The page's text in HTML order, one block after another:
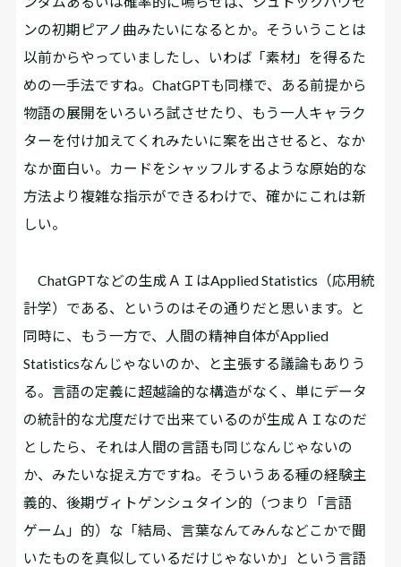
ンの初期ピアノ曲みたいになるとか。そういうことは
以前からやっていましたし、いわば「素材」を得るた
めの一手法ですね。ChatGPTも同様で、ある前提から
物語の展開をいろいろ試させたり、もう一人キャラク
ターを付け加えてくれみたいに案を出させると、なか
なか面白い。カードをシャッフルするような原始的な
方法より複雑な指示ができるわけで、確かにこれは新
しい。
ChatGPTなどの生成ＡＩはApplied Statistics（応用統
計学）である、というのはその通りだと思います。と
同時に、もう一方で、人間の精神自体がApplied
Statisticsなんじゃないのか、と主張する議論もありう
る。言語の定義に超越論的な構造がなく、単にデータ
の統計的な尤度だけで出来ているのが生成ＡＩなのだ
としたら、それは人間の言語も同じなんじゃないの
か、みたいな捉え方ですね。そういうある種の経験主
義的、後期ヴィトゲンシュタイン的（つまり「言語
ゲーム」的）な「結局、言葉なんてみんなどこかで聞
いたものを真似しているだけじゃないか」という言語